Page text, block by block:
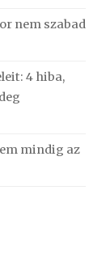
nem szabad
4 hiba,
mindig az